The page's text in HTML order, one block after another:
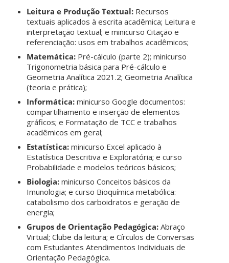
Leitura e Produção Textual: Recursos
textuais aplicados à escrita acadêmica; Leitura e
interpretação textual; e minicurso Citação e
referenciação: usos em trabalhos acadêmicos;
Matemática: Pré-cálculo (parte 2); minicurso
Trigonometria básica para Pré-cálculo e
Geometria Analítica 2021.2; Geometria Analítica
(teoria e prática);
Informática: minicurso Google documentos:
compartilhamento e inserção de elementos
gráficos; e Formatação de TCC e trabalhos
acadêmicos em geral;
Estatística: minicurso Excel aplicado à
Estatística Descritiva e Exploratória; e curso
Probabilidade e modelos teóricos básicos;
Biologia: minicurso Conceitos básicos da
Imunologia; e curso Bioquímica metabólica:
catabolismo dos carboidratos e geração de
energia;
Grupos de Orientação Pedagógica: Abraço
Virtual; Clube da leitura; e Círculos de Conversas
com Estudantes Atendimentos Individuais de
Orientação Pedagógica.